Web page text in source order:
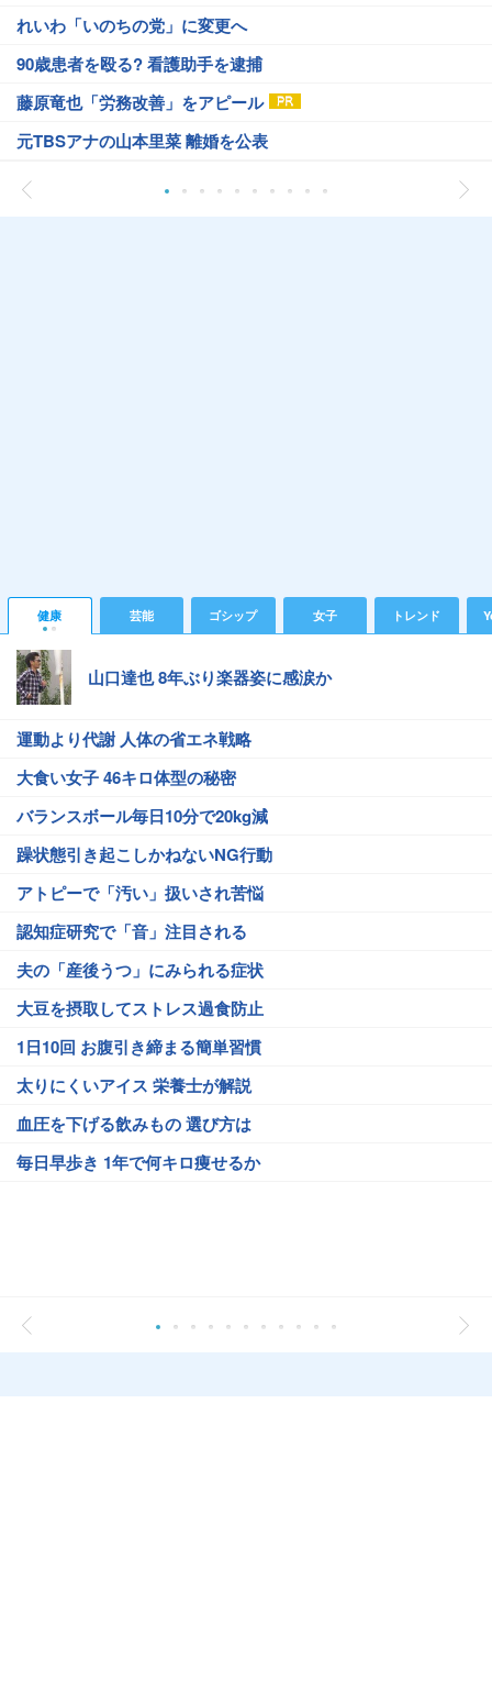
れいわ「いのちの党」に変更へ
90歳患者を殴る? 看護助手を逮捕
藤原竜也「労務改善」をアピール
元TBSアナの山本里菜 離婚を公表
健康 芸能 ゴシップ 女子 トレンド
山口達也 8年ぶり楽器姿に感涙か
運動より代謝 人体の省エネ戦略
大食い女子 46キロ体型の秘密
バランスボール毎日10分で20kg減
躁状態引き起こしかねないNG行動
アトピーで「汚い」扱いされ苦悩
認知症研究で「音」注目される
夫の「産後うつ」にみられる症状
大豆を摂取してストレス過食防止
1日10回 お腹引き締まる簡単習慣
太りにくいアイス 栄養士が解説
血圧を下げる飲みもの 選び方は
毎日早歩き 1年で何キロ痩せるか